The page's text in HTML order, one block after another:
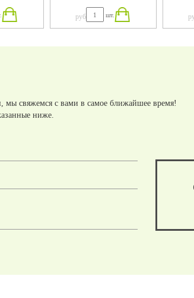
руб шт.
мы свяжемся с вами в самое ближайшее время!
ниже.